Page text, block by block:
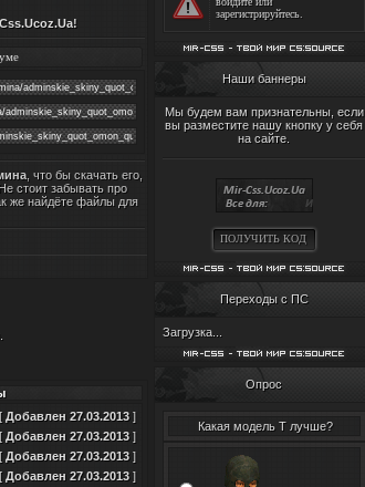
!
, что бы скачать его,
стоит забывать про
же найдёте файлы для
[ Добавлен 27.03.2013]
[ Добавлен 27.03.2013]
[ Добавлен 27.03.2013]
[ Добавлен 27.03.2013]
зарегистрируйтесь.
Наши баннеры
Мы будем вам признательны, если
вы разместите нашу кнопку у себя
на сайте.
ПОЛУЧИТЬ КОД
Переходы с ПС
Загрузка...
Опрос
Какая модель Т лучше?